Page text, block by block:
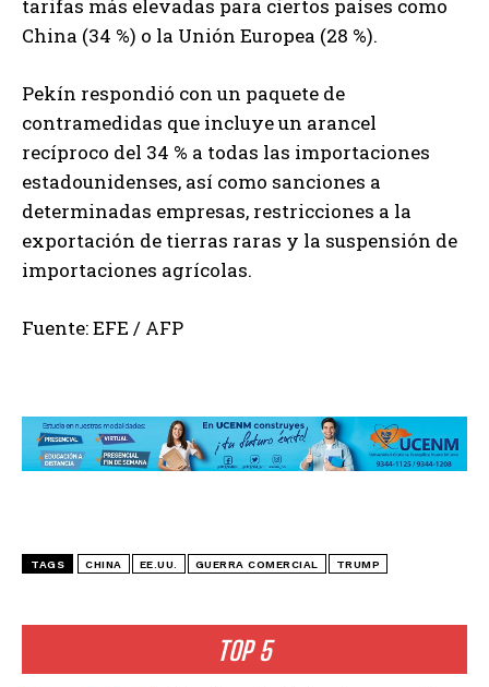
TOP 5
tarifas más elevadas para ciertos países como
China (34 %) o la Unión Europea (28 %).
Pekín respondió con un paquete de
contramedidas que incluye un arancel
recíproco del 34 % a todas las importaciones
estadounidenses, así como sanciones a
determinadas empresas, restricciones a la
exportación de tierras raras y la suspensión de
importaciones agrícolas.
Fuente: EFE / AFP
TAGS CHINA EE.UU. GUERRA COMERCIAL TRUMP